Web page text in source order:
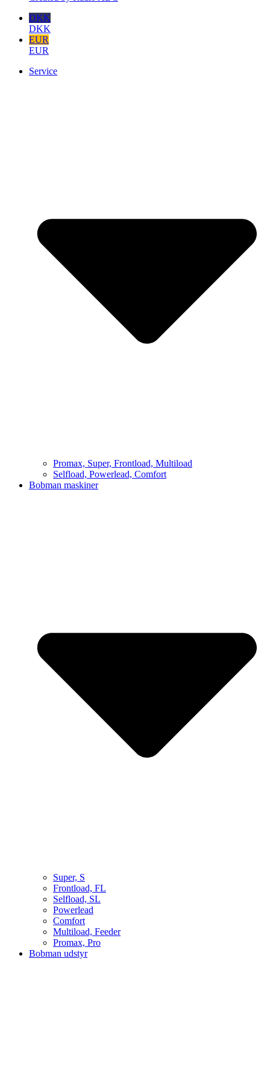
DKK
DKK
EUR
EUR
Service
Promax, Super, Frontload, Multiload
Selfload, Powerlead, Comfort
Bobman maskiner
Super, S
Frontload, FL
Selfload, SL
Powerlead
Comfort
Multiload, Feeder
Promax, Pro
Bobman udstyr